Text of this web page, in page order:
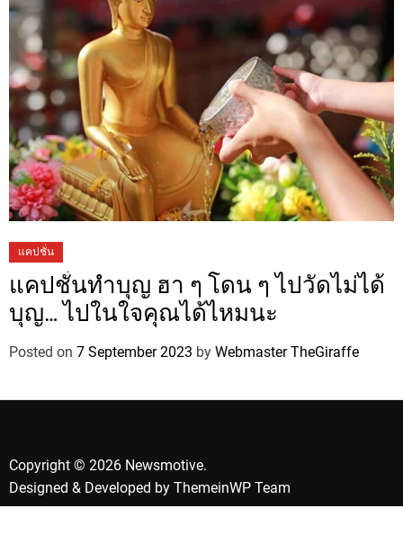
แคปชั่น
แคปชั่นทำบุญ ฮา ๆ โดน ๆ ไปวัดไม่ได้
บุญ… ไปในใจคุณได้ไหมนะ
Posted on 7 September 2023 by Webmaster TheGiraffe
Copyright © 2026 Newsmotive.
Designed & Developed by ThemeinWP Team